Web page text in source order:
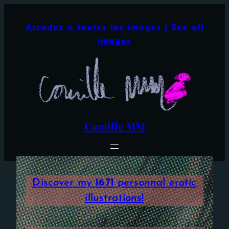
Accédez à toutes les images | See all
images
Camille MM
Discover my1671personnal erotic
illustrations!